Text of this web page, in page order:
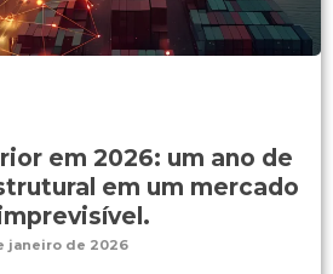
em 2026: um ano de
em um mercado
janeiro de 2026